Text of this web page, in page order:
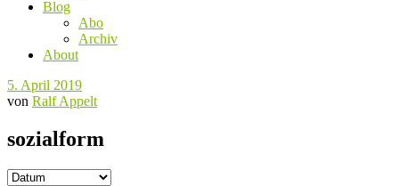
Blog
Abo
Archiv
About
5. April 2019
von Ralf Appelt
sozialform